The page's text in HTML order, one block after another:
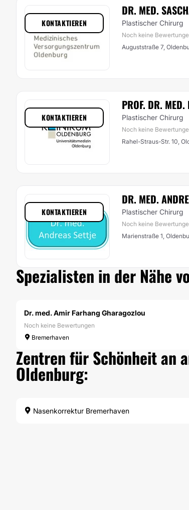
DR. MED.
Plastischer Chirurg
Noch keine
Auguststraße 7,
KONTAKTIEREN
PROF. DR.
Plastischer Chirurg
Noch keine
Rahel-Straus-Str. 10,
KONTAKTIEREN
DR. MED.
Plastischer Chirurg
Noch keine
Marienstraße 1,
KONTAKTIEREN
Spezialisten in der Nähe
Dr. med. Amir Farhang Gharagozlou
Noch keine Bewertungen
Bremerhaven
Zentren für Schönheit an
Oldenburg:
Nasenkorrektur Bremerhaven